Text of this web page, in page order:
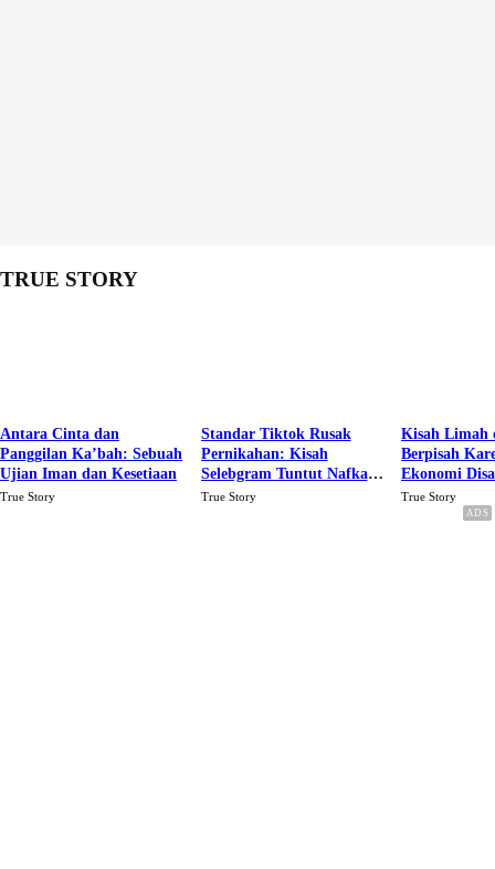
TRUE STORY
Antara Cinta dan
Panggilan Ka’bah: Sebuah
Ujian Iman dan Kesetiaan
True Story
Standar Tiktok Rusak
Pernikahan: Kisah
Selebgram Tuntut Nafkah
Rp.15 Juta Perbulan
True Story
Kisah Limah
Berpisah
Ekonomi
Karena Cinta
True Story